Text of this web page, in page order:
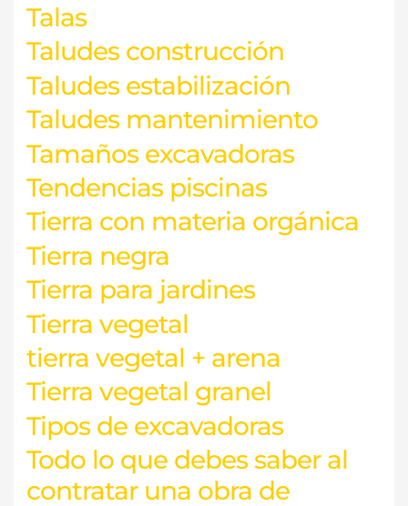
Talas
Taludes construcción
Taludes estabilización
Taludes mantenimiento
Tamaños excavadoras
Tendencias piscinas
Tierra con materia orgánica
Tierra negra
Tierra para jardines
Tierra vegetal
tierra vegetal + arena
Tierra vegetal granel
Tipos de excavadoras
Todo lo que debes saber al
contratar una obra de